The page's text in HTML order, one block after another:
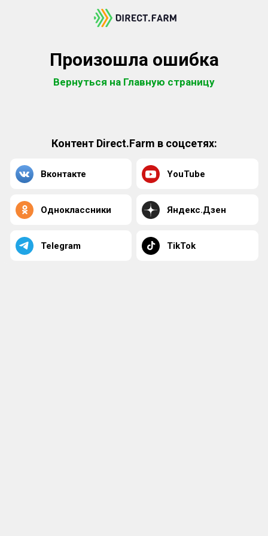
Произошла ошибка
Вернуться на Главную страницу
Контент Direct.Farm в соцсетях:
Вконтакте YouTube
Одноклассники Яндекс.Дзен
Telegram TikTok